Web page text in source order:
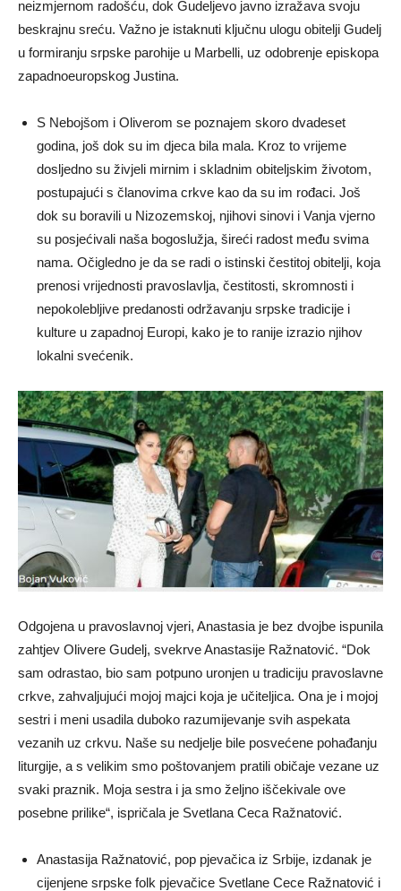
neizmjernom radošću, dok Gudeljevo javno izražava svoju
beskrajnu sreću. Važno je istaknuti ključnu ulogu obitelji Gudelj
u formiranju srpske parohije u Marbelli, uz odobrenje episkopa
zapadnoeuropskog Justina.
S Nebojšom i Oliverom se poznajem skoro dvadeset
godina, još dok su im djeca bila mala. Kroz to vrijeme
dosljedno su živjeli mirnim i skladnim obiteljskim životom,
postupajući s članovima crkve kao da su im rođaci. Još
dok su boravili u Nizozemskoj, njihovi sinovi i Vanja vjerno
su posjećivali naša bogoslužja, šireći radost među svima
nama. Očigledno je da se radi o istinski čestitoj obitelji, koja
prenosi vrijednosti pravoslavlja, čestitosti, skromnosti i
nepokolebljive predanosti održavanju srpske tradicije i
kulture u zapadnoj Europi, kako je to ranije izrazio njihov
lokalni svećenik.
Odgojena u pravoslavnoj vjeri, Anastasia je bez dvojbe ispunila
zahtjev Olivere Gudelj, svekrve Anastasije Ražnatović. “Dok
sam odrastao, bio sam potpuno uronjen u tradiciju pravoslavne
crkve, zahvaljujući mojoj majci koja je učiteljica. Ona je i mojoj
sestri i meni usadila duboko razumijevanje svih aspekata
vezanih uz crkvu. Naše su nedjelje bile posvećene pohađanju
liturgije, a s velikim smo poštovanjem pratili običaje vezane uz
svaki praznik. Moja sestra i ja smo željno iščekivale ove
posebne prilike“, ispričala je Svetlana Ceca Ražnatović.
Anastasija Ražnatović, pop pjevačica iz Srbije, izdanak je
cijenjene srpske folk pjevačice Svetlane Cece Ražnatović i